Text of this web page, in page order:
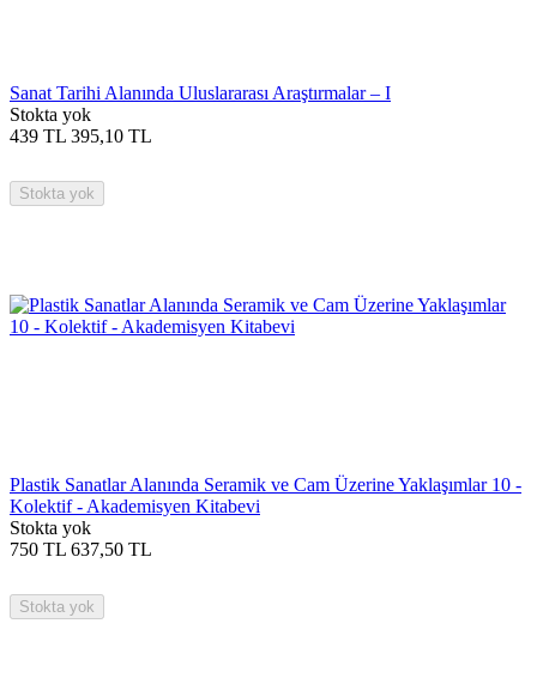
Sanat Tarihi Alanında Uluslararası Araştırmalar – I
Stokta yok
439 TL 395,10 TL
Stokta yok
Plastik Sanatlar Alanında Seramik ve Cam Üzerine Yaklaşımlar 10 -
Kolektif - Akademisyen Kitabevi
Stokta yok
750 TL 637,50 TL
Stokta yok